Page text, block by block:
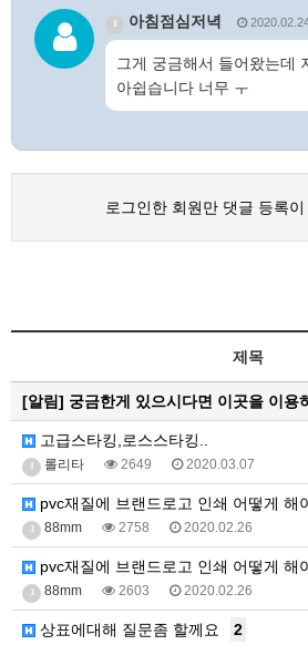
아침점심저녁
그게 궁금해서 들어왔는데
아쉽습니다 너무 ㅜ
로그인한 회원만 댓글 등록이
제목
[알림] 궁금한게 있으시다면 이곳을 이용
고급스타킹,로스스타킹..
롤리타 2649 2020.03.07
pvc재질에 브랜드로고 인쇄 어떻게 해
3 88mm 2758 2020.02.26
pvc재질에 브랜드로고 인쇄 어떻게 해
3 88mm 2603 2020.02.26
상표에대해 질문좀 할께요 2